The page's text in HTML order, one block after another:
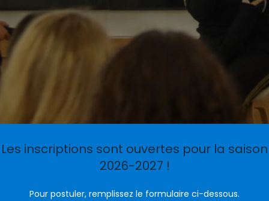
Les inscriptions sont ouvertes pour la saison
2026-2027 !
Pour postuler, remplissez le formulaire ci-dessous.